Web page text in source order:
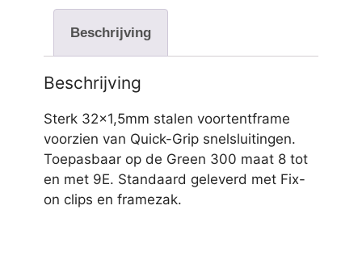
Beschrijving
Beschrijving
Sterk 32×1,5mm stalen voortentframe
voorzien van Quick-Grip snelsluitingen.
Toepasbaar op de Green 300 maat 8 tot
en met 9E. Standaard geleverd met Fix-
on clips en framezak.